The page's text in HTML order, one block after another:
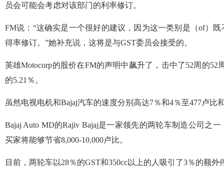
员会可能会考虑对该部门的利率修订。
FM说：“这确实是一个很好的建议，因为这一类别是（of）
得率修订。”她补充说，这将是与GST委员会接受的。
英雄Motocorp的股价在FM的声明中飙升了，击中了52周的52
的5.21％。
虽然电视电机和Bajaj汽车的速度分别高达7％和4％至477卢比
Bajaj Auto MD的Rajiv Bajaj是一家领先的两轮车制造公司之
买家将能够节省8,000-10,000卢比。
目前，两轮车以28％的GST和350cc以上的人吸引了3％的额